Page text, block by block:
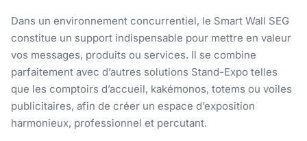
Dans un environnement concurrentiel, le Smart Wall SEG
constitue un support indispensable pour mettre en valeur
vos messages, produits ou services. Il se combine
parfaitement avec d’autres solutions Stand-Expo telles
que les comptoirs d’accueil, kakémonos, totems ou voiles
publicitaires, afin de créer un espace d’exposition
harmonieux, professionnel et percutant.